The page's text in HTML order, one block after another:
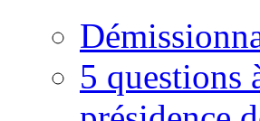
5 questions